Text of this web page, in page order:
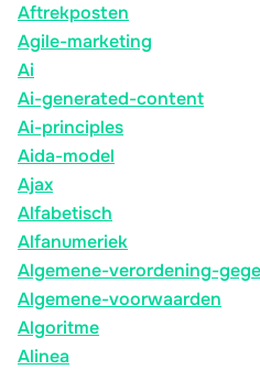
Aftrekposten
Agile-marketing
Ai
Ai-generated-content
Ai-principles
Aida-model
Ajax
Alfabetisch
Alfanumeriek
Algemene-verordening-
Algemene-voorwaarden
Algoritme
Alinea